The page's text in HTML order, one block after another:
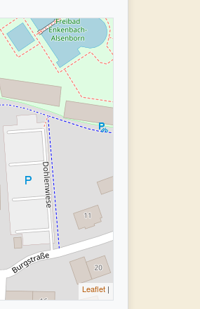
Leaflet |